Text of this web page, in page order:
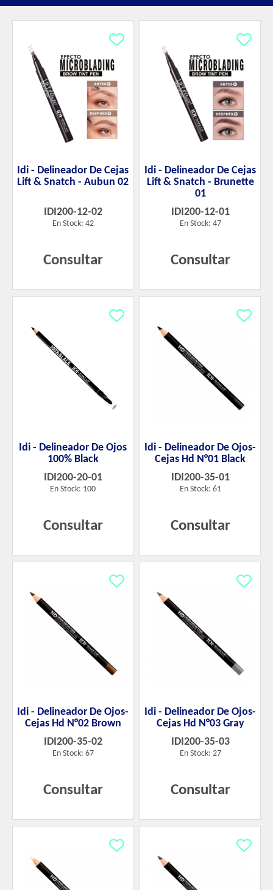
Idi - Delineador De Cejas
Lift & Snatch - Aubun 02
IDI200-12-02
En Stock: 42
Consultar
Idi - Delineador De Cejas
Lift & Snatch - Brunette
01
IDI200-12-01
En Stock: 47
Consultar
Idi - Delineador De Ojos
100% Black
IDI200-20-01
En Stock: 100
Consultar
Idi - Delineador De Ojos-
Cejas Hd N°01 Black
IDI200-35-01
En Stock: 61
Consultar
Idi - Delineador De Ojos-
Cejas Hd N°02 Brown
IDI200-35-02
En Stock: 67
Consultar
Idi - Delineador De Ojos-
Cejas Hd N°03 Gray
IDI200-35-03
En Stock: 27
Consultar